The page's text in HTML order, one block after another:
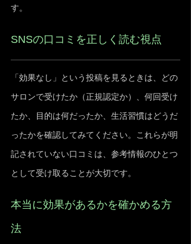
す。
SNSの口コミを正しく読む視点
「効果なし」という投稿を見るときは、どの
サロンで受けたか（正規認定か）、何回受け
たか、目的は何だったか、生活習慣はどうだ
ったかを確認してみてください。これらが明
記されていない口コミは、参考情報のひとつ
として受け取ることが大切です。
本当に効果があるかを確かめる方
法